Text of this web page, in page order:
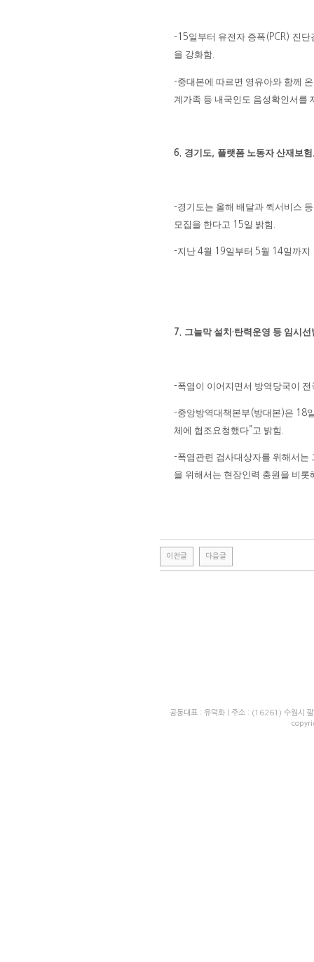
-15일부터 유전자 증폭 (PCR) 진단
을 강화함
-중대본에 따르면 영유아와 함께
계가족 등 내국인도 음성확인서를
6. 경기도 플랫폼 노동자 산재보
-경기도는 올해 배달과 퀵서비스
모집을 한다고 15일 밝힘
-지난 4월 19일부터 5월 14일까지
7. 그늘막 설치 ·탄력운영 등 임시
-폭염이 이어지면서 방역당국이
-중앙방역대책본부 (방대본 )은 18
체에 협조요청했다”고 밝힘
-폭염관련 검사대상자를 위해서는
을 위해서는 현장인력 충원을 비롯
이전글 다음글
공동대표 : 유덕화 | 주소 : (16261) 수원